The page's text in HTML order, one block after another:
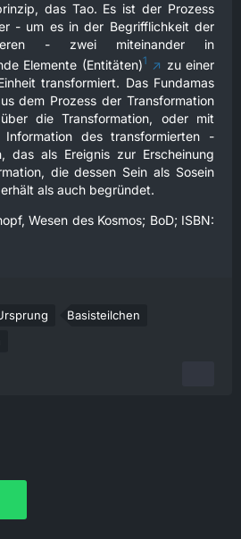
das Tao. Es ist der Prozess
- um es in der Begrifflichkeit der
- zwei miteinander in
Elemente (Entitäten)1
zu einer
transformiert. Das Fundamas
dem Prozess der Transformation
die Transformation, oder mit
des transformierten -
das als Ereignis zur Erscheinung
die dessen Sein als Sosein
als auch begründet.
Wesen des Kosmos; BoD; ISBN:
Basisteilchen